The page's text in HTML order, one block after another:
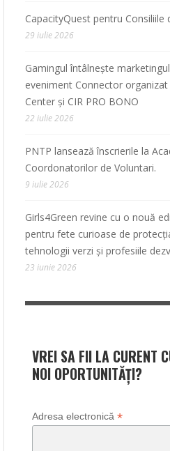
CapacityQuest pentru Consiliile
29 iulie 2026
Gamingul întâlnește
eveniment Connector
Center și CIR PRO BONO
22 iulie 2026
PNTP lansează înscrierile la
Coordonatorilor de Voluntari.
9 iulie 2026
Girls4Green revine cu o nouă
pentru fete curioase de
tehnologii verzi și profesiile
23 iunie 2026
VREI SA FII LA CURENT
NOI OPORTUNITĂȚI?
Adresa electronică *